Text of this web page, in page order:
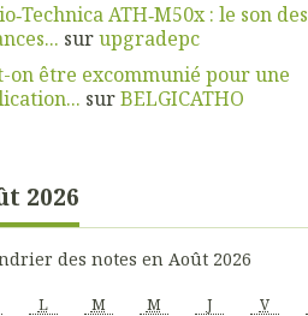
ATH‑M50x : le son des
surupgradepc
on être excommunié pour une
surBELGICATHO
2026
des notes en Août 2026
L M M J V